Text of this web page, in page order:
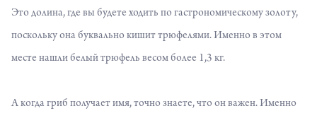
Это долина, где вы будете ходить по гастрономическому золоту,
поскольку она буквально кишит трюфелями. Именно в этом
месте нашли белый трюфель весом более 1,3 кг.
А когда гриб получает имя, точно знаете, что он важен. Именно